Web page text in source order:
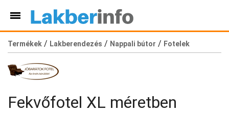
Termékek / Lakberendezés / Nappali bútor / Fotelek
Fekvőfotel XL méretben